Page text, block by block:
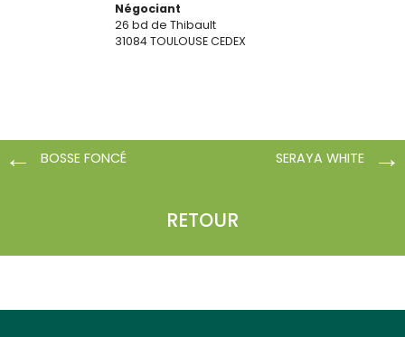
Négociant
26 bd de Thibault
31084 TOULOUSE CEDEX
BOSSE FONCÉ
RETOUR
SERAYA WHITE